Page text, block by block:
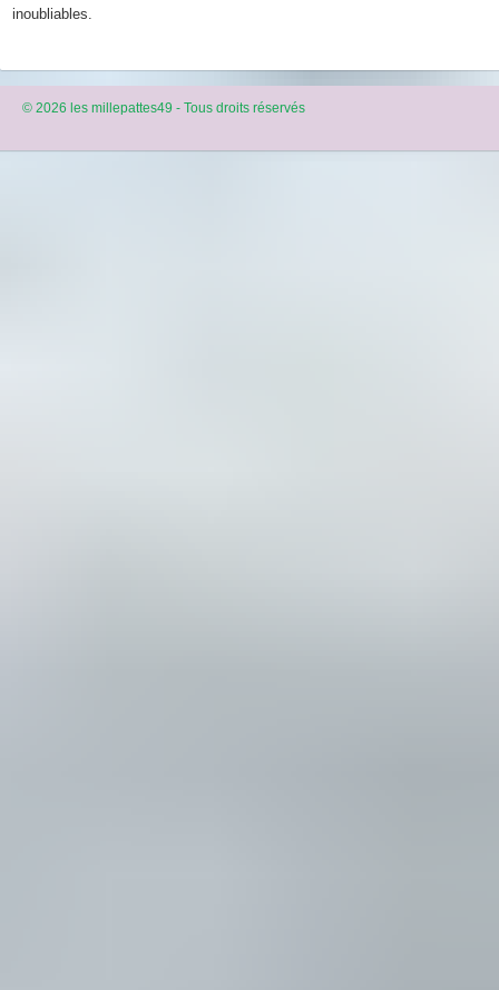
inoubliables.
© 2026 les millepattes49 - Tous droits réservés